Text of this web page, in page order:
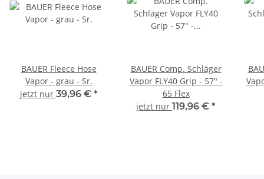
BAUER Fleece Hose
Vapor - grau - Sr.
jetzt nur 39,96 € *
BAUER Comp. Schläger
Vapor FLY40 Grip - 57" -
65 Flex
jetzt nur 119,96 € *